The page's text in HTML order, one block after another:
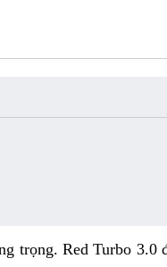
trọng. Red Turbo